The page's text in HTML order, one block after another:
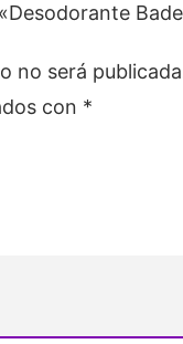
no será
con *